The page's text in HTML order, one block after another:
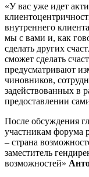
«У вас уже идет
внутреннего
мы с вами и, как
сделать других
сможет сделать
предусматривают
чиновников,
задействованных в
предоставлении
После обсуждения
участникам форума
– страна
заместитель
возможностей»